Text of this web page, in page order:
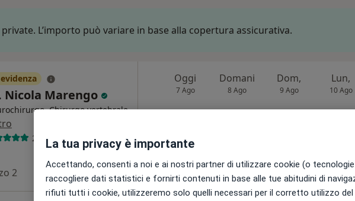
L’importo può variare in base alla copertura assicurativa.
Nicola Marengo
Chirurgo vertebrale
292 recensioni
2
Oggi
7 Ago
Domani
8 Ago
Dom,
9 Ago
Lun,
10 Ago
Chiedi di attivare le prenotazioni
La tua privacy è importante
Accettando, consenti a noi e ai nostri partner di utilizzare cookie (o
raccogliere dati statistici e fornirti contenuti in base alle tue abitudini di
rifiuti tutti i cookie, utilizzeremo solo quelli necessari per il corretto utilizzo